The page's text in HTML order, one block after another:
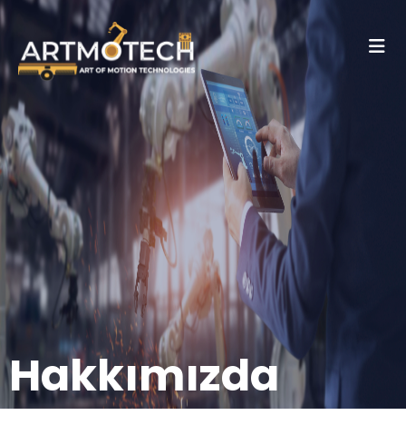
Hakkımızda